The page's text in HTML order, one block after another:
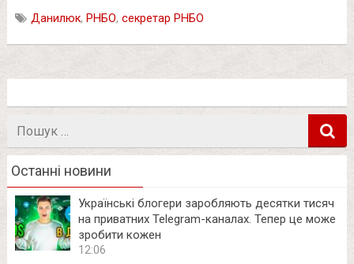
Данилюк, РНБО, секретар РНБО
Останні новини
Українські блогери заробляють десятки тисяч
на приватних Telegram-каналах. Тепер це може
зробити кожен
12:06